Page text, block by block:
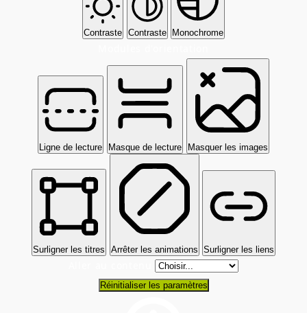
Contraste Contraste Monochrome
Ligne de lecture Masque de lecture Masquer les images
Surligner les titres Arrêter les animations Surligner les liens
Réinitialiser les paramètres